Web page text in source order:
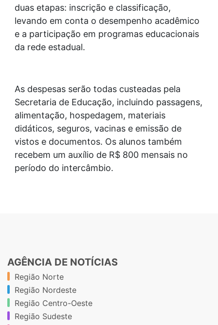
duas etapas: inscrição e classificação,
levando em conta o desempenho acadêmico
e a participação em programas educacionais
da rede estadual.
As despesas serão todas custeadas pela
Secretaria de Educação, incluindo passagens,
alimentação, hospedagem, materiais
didáticos, seguros, vacinas e emissão de
vistos e documentos. Os alunos também
recebem um auxílio de R$ 800 mensais no
período do intercâmbio.
AGÊNCIA DE NOTÍCIAS
Região Norte
Região Nordeste
Região Centro-Oeste
Região Sudeste